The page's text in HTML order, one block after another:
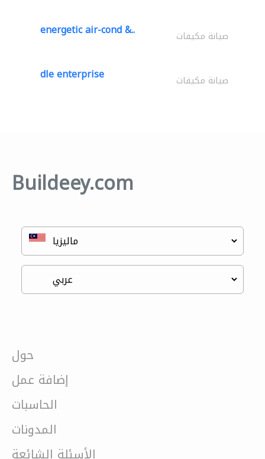
energetic air-cond &.. صيانة مكيفات
dle enterprise صيانة مكيفات
Buildeey.com
حول
إضافة عمل
الحاسبات
المدونات
الأسئلة الشائعة